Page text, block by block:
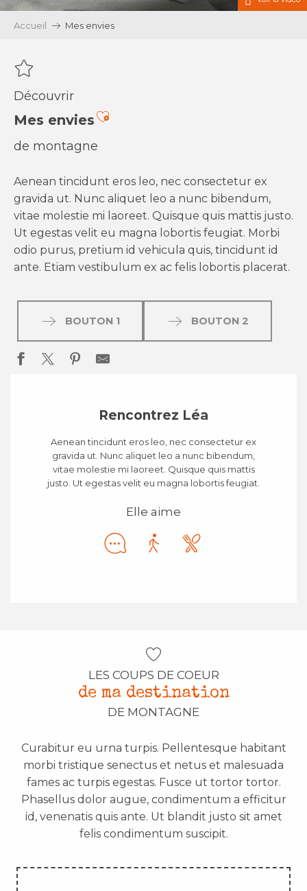
Accueil Mes envies
Découvrir
Mes enviesAjouter aux favoris
de montagne
Aenean tincidunt eros leo, nec consectetur ex
gravida ut. Nunc aliquet leo a nunc bibendum,
vitae molestie mi laoreet. Quisque quis mattis justo.
Ut egestas velit eu magna lobortis feugiat. Morbi
odio purus, pretium id vehicula quis, tincidunt id
ante. Etiam vestibulum ex ac felis lobortis placerat.
BOUTON 1 BOUTON 2
Rencontrez Léa
Aenean tincidunt eros leo, nec consectetur ex
gravida ut. Nunc aliquet leo a nunc bibendum,
vitae molestie mi laoreet. Quisque quis mattis
justo. Ut egestas velit eu magna lobortis feugiat.
Elle aime
LES COUPS DE COEUR
de ma destination
DE MONTAGNE
Curabitur eu urna turpis. Pellentesque habitant
morbi tristique senectus et netus et malesuada
fames ac turpis egestas. Fusce ut tortor tortor.
Phasellus dolor augue, condimentum a efficitur
id, venenatis quis ante. Ut blandit justo sit amet
felis condimentum suscipit.